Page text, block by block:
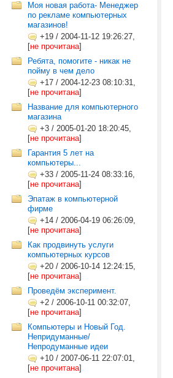
Моя новая работа- Менеджер
по рекламе компьютерных
магазинов!
+19 / 2004-11-12 19:26:27,
[не прочитана]
Ребята, помогите - никак не
пойму в чем дело
+17 / 2004-12-23 08:10:31,
[не прочитана]
Название для компьютерного
магазина
+3 / 2005-01-20 18:20:45,
[не прочитана]
Гарантия 5 лет на
компьютеры...
+33 / 2005-11-24 08:33:16,
[не прочитана]
Эпатаж в компьютерной
фирме
+14 / 2006-04-19 06:26:09,
[не прочитана]
Как продвинуть услуги
компьютерных курсов
+20 / 2006-10-14 12:24:15,
[не прочитана]
Проведём эксперимент.
+2 / 2006-10-11 00:32:07,
[не прочитана]
Компьютеры и Новый Год.
Непридуманные/
Непродуманные идеи
+10 / 2007-06-11 22:07:01,
[не прочитана]